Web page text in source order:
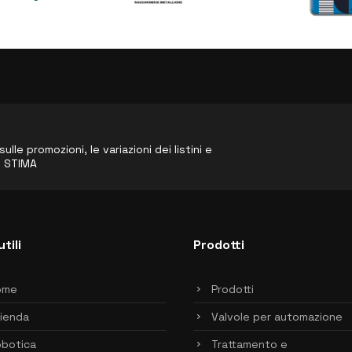
promozioni, le variazioni dei listini e
Prodotti
Prodotti
Valvole per automazione
Trattamento e